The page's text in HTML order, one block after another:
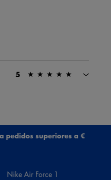
5
y distancias con
pedidos superiores a €
Nike Air Force 1